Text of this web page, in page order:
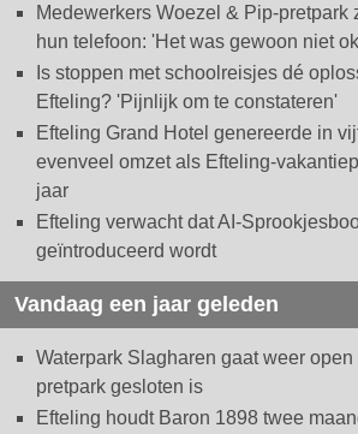
Medewerkers Woezel & Pip-pretpark
hun telefoon: 'Het was gewoon niet
Is stoppen met schoolreisjes dé
Efteling? 'Pijnlijk om te constateren'
Efteling Grand Hotel genereerde in
evenveel omzet als Efteling-
jaar
Efteling verwacht dat AI-
geïntroduceerd wordt
Vandaag een jaar geleden
Waterpark Slagharen gaat weer
pretpark gesloten is
Efteling houdt Baron 1898 twee